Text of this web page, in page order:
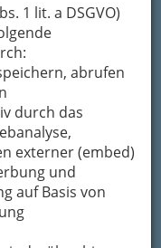
1 lit. a DSGVO)
abrufen
durch das
externer (embed)
und
auf Basis von